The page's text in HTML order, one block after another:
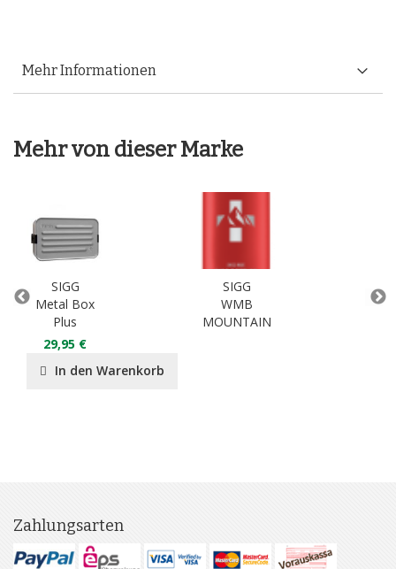
Mehr Informationen
Mehr von dieser Marke
SIGG
Metal Box
Plus
29,95 €
In den Warenkorb
SIGG
WMB
MOUNTAIN
Zahlungsarten